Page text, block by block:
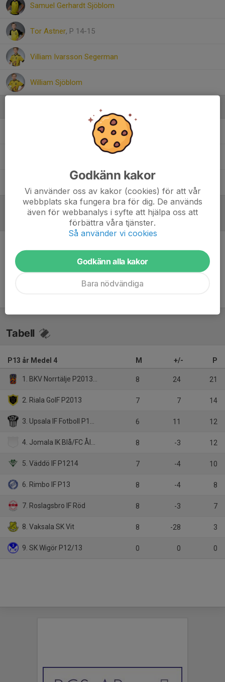
Samuel Gerhardt Sjöblom
Tor Astner, P 14-15
Villiam Ivarsson Segerman
William Sjöblom
Assisterande tränare P13
Assisterande tränare P13
Tobias RamströmTränare och Lagledare
Tabell
P13 år Medel 4 M +/- P
1. BKV Norrtälje P2013 Röd BKV Norrtälje P2013 8 24 21
2. Riala GoIF P2013 7 7 14
3. Upsala IF Fotboll P13svart 6 11 12
4. Jomala IK Blå/FC Åland 8 -3 12
5. Väddö IF P1214 7 -4 10
6. Rimbo IF P13 8 -4 8
7. Roslagsbro IF Röd 8 -3 7
8. Vaksala SK Vit 8 -28 3
9. SK Wigör P12/13 0 0 0
Godkänn kakor
Vi använder oss av kakor (cookies) för att vår
webbplats ska fungera bra för dig. De används
även för webbanalys i syfte att hjälpa oss att
förbättra våra tjänster.
Så använder vi cookies
Godkänn alla kakor
Bara nödvändiga